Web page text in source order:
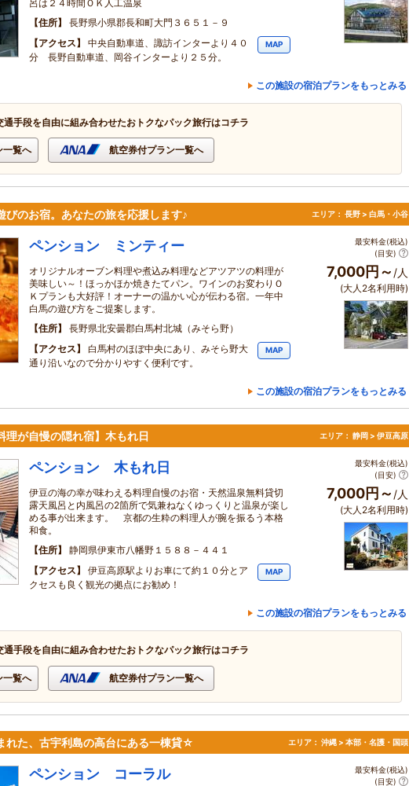
呂は２４時間ＯＫ人工温泉
住所
長野県小県郡長和町大門３６５１－９
アクセス
中央自動車道、諏訪インターより４０
分 長野自動車道、岡谷インターより２５分。
MAP
この施設の宿泊プランをもっとみる
通手段を自由に組み合わせたおトクなパック旅行はコチラ
一覧へ 航空券付プラン一覧へ
のお宿。あなたの旅を応援します♪ エリア： 長野 > 白馬・小谷
ペンション ミンティー
オリジナルオーブン料理や煮込み料理などアツアツの料理が
美味しい～！ほっかほか焼きたてパン。ワインのお変わりＯ
Ｋプランも大好評！オーナーの温かい心が伝わる宿。一年中
白馬の遊び方をご提案します。
住所
長野県北安曇郡白馬村北城（みそら野）
アクセス
白馬村のほぼ中央にあり、みそら野大
通り沿いなので分かりやすく便利です。
MAP
最安料金(税込)
(目安)
7,000円～/人
(大人2名利用時)
この施設の宿泊プランをもっとみる
理が自慢の隠れ宿】木もれ日 エリア： 静岡 > 伊豆高原
ペンション 木もれ日
伊豆の海の幸が味わえる料理自慢のお宿・天然温泉無料貸切
露天風呂と内風呂の2箇所で気兼ねなくゆっくりと温泉が楽し
める事が出来ます。 京都の生粋の料理人が腕を振るう本格
和食。
住所
静岡県伊東市八幡野１５８８－４４１
アクセス
伊豆高原駅よりお車にて約１０分とア
クセスも良く観光の拠点にお勧め！
MAP
最安料金(税込)
(目安)
7,000円～/人
(大人2名利用時)
この施設の宿泊プランをもっとみる
通手段を自由に組み合わせたおトクなパック旅行はコチラ
一覧へ 航空券付プラン一覧へ
れた、古宇利島の高台にある一棟貸☆ エリア： 沖縄 > 本部・名護・国頭
ペンション コーラル
最安料金(税込)
(目安)